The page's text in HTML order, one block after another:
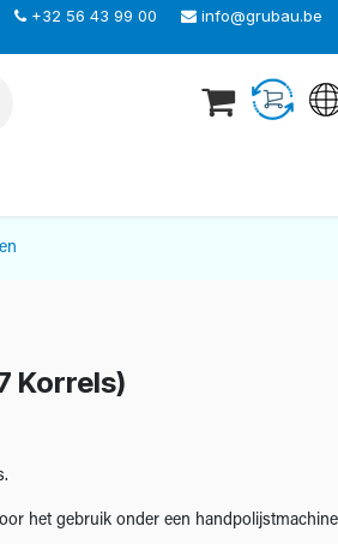
+32 56 43 99 00
info@grubau.be
Korrels)
het gebruik onder een